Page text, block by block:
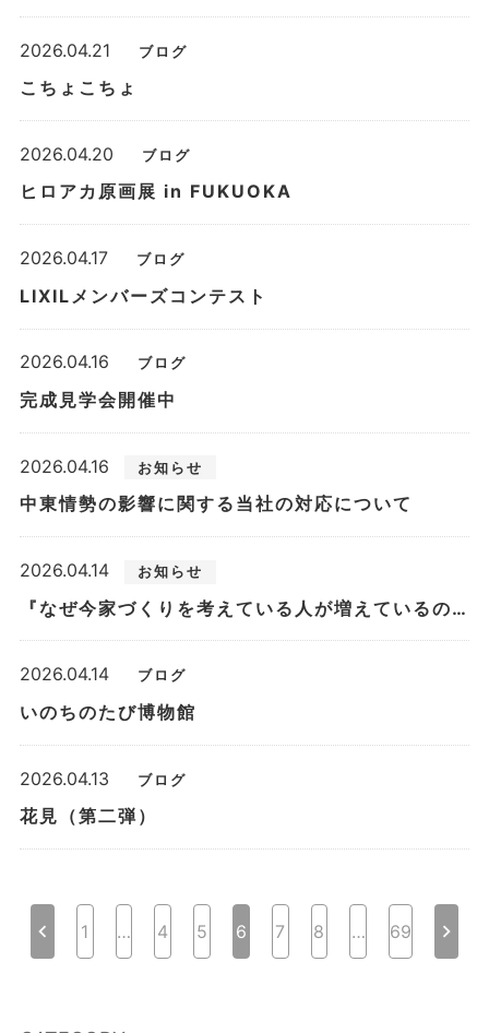
2026.04.21 ブログ
こちょこちょ
2026.04.20 ブログ
ヒロアカ原画展 in FUKUOKA
2026.04.17 ブログ
LIXILメンバーズコンテスト
2026.04.16 ブログ
完成見学会開催中
2026.04.16 お知らせ
中東情勢の影響に関する当社の対応について
2026.04.14 お知らせ
『なぜ今家づくりを考えている人が増えているのか』個別相談会
2026.04.14 ブログ
いのちのたび博物館
2026.04.13 ブログ
花見（第二弾）
稿
chevron_left 1 … 4 5 6 7 8 … 69 chevron_right